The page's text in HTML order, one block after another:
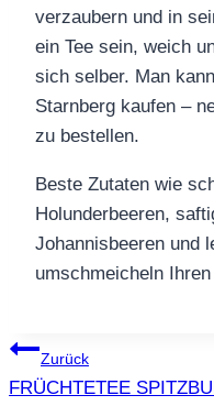
verzaubern und in
ein Tee sein, weich
sich selber. Man
Starnberg kaufen –
zu bestellen.
Beste Zutaten wie
Holunderbeeren,
Johannisbeeren und
umschmeicheln
Zurück
FRÜCHTETEE